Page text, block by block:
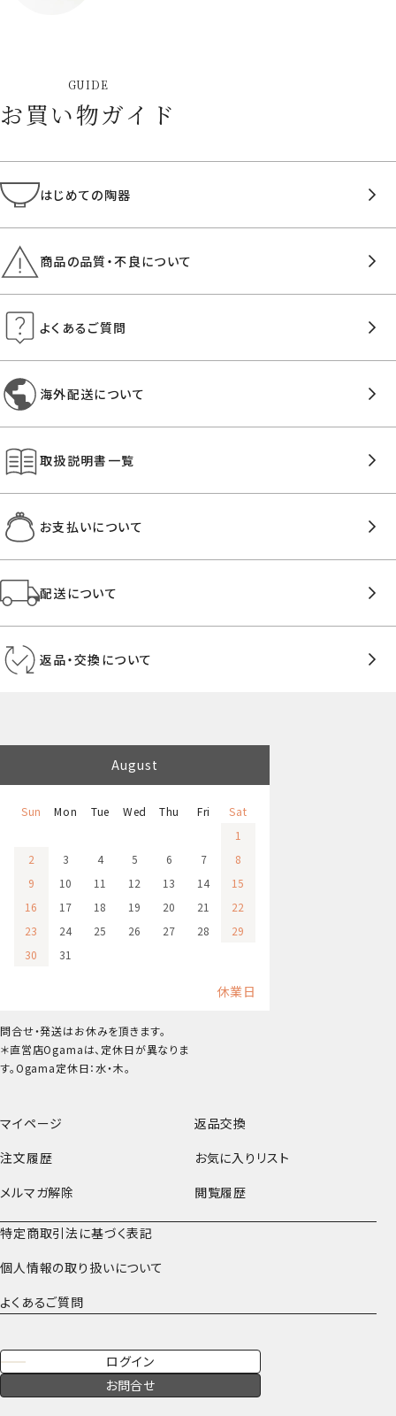
GUIDE
お買い物ガイド
はじめての陶器
商品の品質・不良について
よくあるご質問
海外配送について
取扱説明書一覧
お支払いについて
配送について
返品・交換について
マイページ
返品交換
注文履歴
お気に入りリスト
メルマガ解除
閲覧履歴
特定商取引法に基づく表記
個人情報の取り扱いについて
よくあるご質問
ログイン
お問合せ
August
Sun Mon Tue Wed Thu Fri
Sat
1
2
3 4 5 6 7
8
9
10 11 12 13 14
15
16
17 18 19 20 21
22
23
24 25 26 27 28
29
30
31
休業日
問合せ・発送はお休みを頂きます。
＊直営店Ogamaは、定休日が異なりま
す。Ogama定休日：水・木。